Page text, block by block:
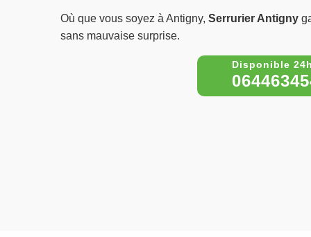
Où que vous soyez à Antigny, Serrurier Antigny
sans mauvaise surprise.